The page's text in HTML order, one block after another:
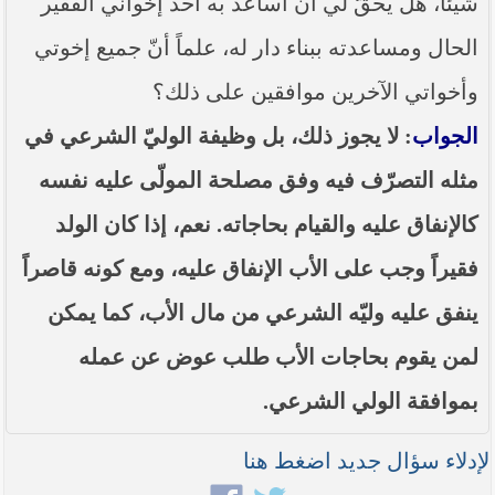
----- تصريح حول الأوضاع الراهنة في العراق
في كربلاء المقدسة فضيلة العلاّمة الشيخ عبد المهدي
) بعد سيطرة (داعش) على مناطق واسعة في محافظتي
نينوى وصلاح الدين وإعلانها أنها تستهدف بقية
المحافظات
بيان صادر من مكتب سماحة السيد السيستاني -دام ظلّه
- في النجف الأشرف حول التطورات الأمنية الأخيرة في
محافظة نينوى
الحال ومساعدته ببناء دار له، علماً أنّ جميع إخوتي
وأخواتي الآخرين موافقين على ذلك؟
الجواب: لا يجوز ذلك، بل وظيفة الوليّ الشرعي في
مثله التصرّف فيه وفق مصلحة المولّى عليه نفسه
كالإنفاق عليه والقيام بحاجاته. نعم، إذا كان الولد
فقيراً وجب على الأب الإنفاق عليه، ومع كونه قاصراً
ينفق عليه وليّه الشرعي من مال الأب، كما يمكن
لمن يقوم بحاجات الأب طلب عوض عن عمله
بموافقة الولي الشرعي.
لإدلاء سؤال جديد اضغط هنا